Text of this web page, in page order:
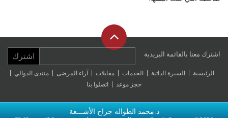
الأعلى
اللغة
اشترك معنا بالقائمة البريدية اشترك
الرئيسية السيرة الذاتية الخدمات مقابلات آراء المرضى
منتدى الدوالي
حجز موعد
اتصلوا بنا
د.محمد الطواله جراح الأشـــعة